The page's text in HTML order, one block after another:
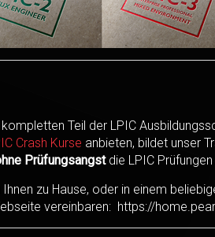
Teil der LPIC
Crash Kurse anbieten, bildet unser
Prüfungsangstdie LPIC
zu Hause, oder in einem
vereinbaren: https://